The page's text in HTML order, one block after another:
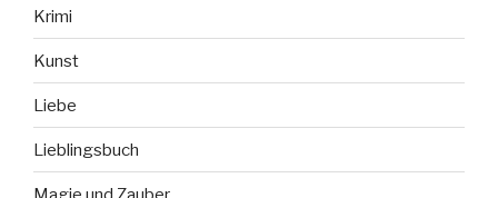
Krimi
Kunst
Liebe
Lieblingsbuch